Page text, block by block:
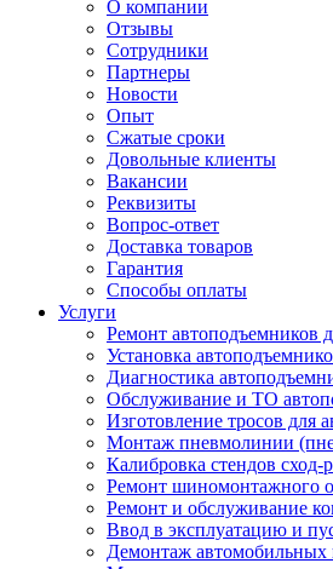
О компании
Отзывы
Сотрудники
Партнеры
Новости
Опыт
Сжатые сроки
Довольные клиенты
Вакансии
Реквизиты
Вопрос-ответ
Доставка товаров
Гарантия
Способы оплаты
Услуги
Ремонт автоподъемников
Установка
Диагностика
Обслуживание и ТО
Изготовление тросов для
Монтаж пневмолинии
Калибровка стендов сход-
Ремонт шиномонтажного
Ремонт и обслуживание
Ввод в эксплуатацию и
Демонтаж автомобильных